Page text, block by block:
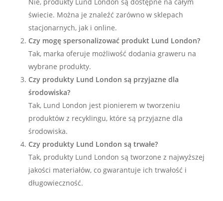
świecie. Można je znaleźć zarówno w sklepach
stacjonarnych, jak i online.
Czy mogę spersonalizować produkt Lund London?
Tak, marka oferuje możliwość dodania graweru na
wybrane produkty.
Czy produkty Lund London są przyjazne dla
środowiska?
Tak, Lund London jest pionierem w tworzeniu
produktów z recyklingu, które są przyjazne dla
środowiska.
Czy produkty Lund London są trwałe?
Tak, produkty Lund London są tworzone z najwyższej
jakości materiałów, co gwarantuje ich trwałość i
długowieczność.